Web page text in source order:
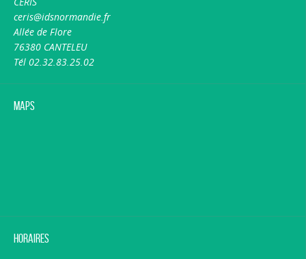
ceris@idsnormandie.fr
Allée de Flore
76380 CANTELEU
Tél 02.32.83.25.02
Maps
Horaires